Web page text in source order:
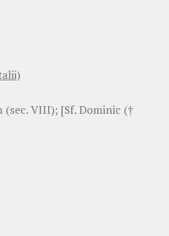
(sec. VIII); [Sf. Dominic (†